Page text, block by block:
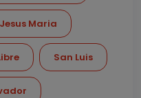
Jesus Maria
San Luis